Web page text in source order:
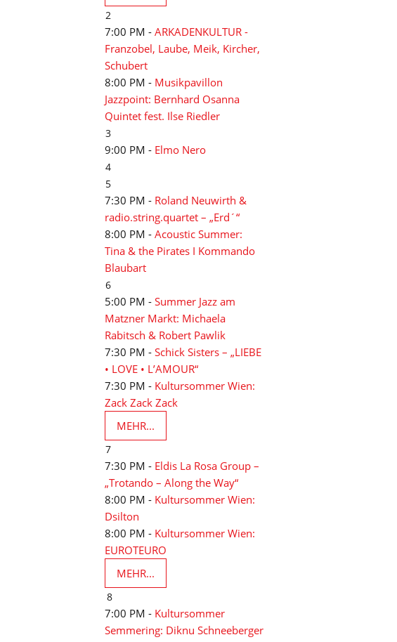
2
7:00 PM - ARKADENKULTUR -
Franzobel, Laube, Meik, Kircher,
Schubert
8:00 PM - Musikpavillon
Jazzpoint: Bernhard Osanna
Quintet fest. Ilse Riedler
3
9:00 PM - Elmo Nero
4
5
7:30 PM - Roland Neuwirth &
radio.string.quartet – „Erd´“
8:00 PM - Acoustic Summer:
Tina & the Pirates I Kommando
Blaubart
6
5:00 PM - Summer Jazz am
Matzner Markt: Michaela
Rabitsch & Robert Pawlik
7:30 PM - Schick Sisters – „LIEBE
• LOVE • L’AMOUR“
7:30 PM - Kultursommer Wien:
Zack Zack Zack
MEHR...
7
7:30 PM - Eldis La Rosa Group –
„Trotando – Along the Way“
8:00 PM - Kultursommer Wien:
Dsilton
8:00 PM - Kultursommer Wien:
EUROTEURO
MEHR...
8
7:00 PM - Kultursommer
Semmering: Diknu Schneeberger